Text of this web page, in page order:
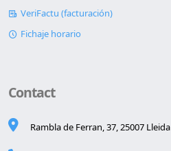
VeriFactu (facturación)
Fichaje horario
Contact
Rambla de Ferran, 37, 25007 Lleida